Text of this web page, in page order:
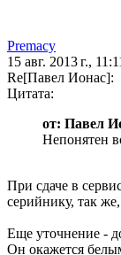
Premacy
15 авг. 2013 г.,
Re[Павел Ионас]:
Цитата:
от: Павел
Непонятен
При сдаче в
серийнику, так
Еще уточнение -
Он окажется